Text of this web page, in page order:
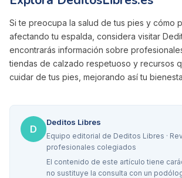
Si te preocupa la salud de tus pies y cómo
afectando tu espalda, considera visitar
encontrarás información sobre
tiendas de calzado respetuoso y recursos
cuidar de tus pies, mejorando así tu
D
Deditos Libres
Equipo editorial de Deditos Libres ·
profesionales colegiados
El contenido de este artículo tiene
no sustituye la consulta con un